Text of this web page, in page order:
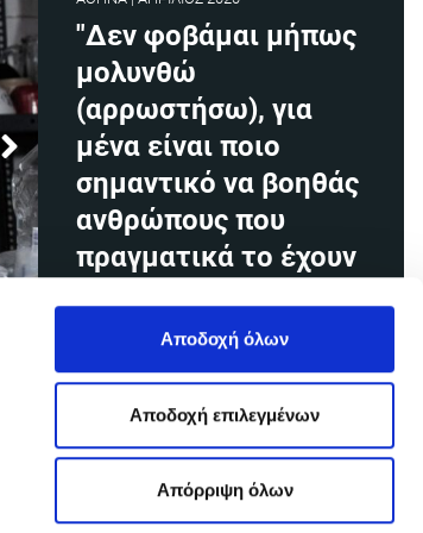
Αποδοχή όλων
Αποδοχή επιλεγμένων
Απόρριψη όλων
"Δεν φοβάμαι μήπως
μολυνθώ
(αρρωστήσω), για
μένα είναι ποιο
σημαντικό να βοηθάς
ανθρώπους που
πραγματικά το έχουν
φοιτήτρια, εθελόντρια στην
κοινωνική κουζίνα, “ο άλλος
άνθρωπος”, δουλεύει τις
τελευταίες 15 μέρες.